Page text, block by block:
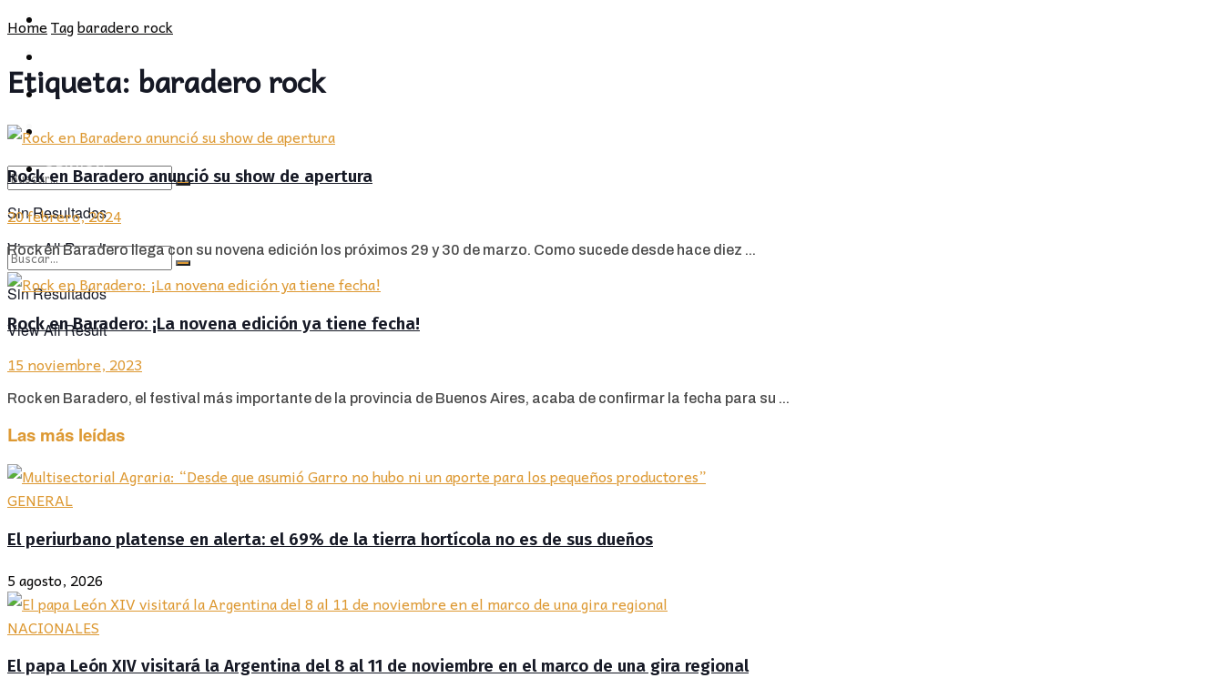
POLÍTICA
CULTURA
Sin Resultados
View All Result
PROVINCIA
SOCIEDAD
CULTURA
OPINIÓN
Sin Resultados
View All Result
HomeTagbaradero rock
Etiqueta: baradero rock
Rock en Baradero anunció su show de apertura
20 febrero, 2024
Rock en Baradero llega con su novena edición los próximos 29 y 30 de marzo. Como sucede desde hace diez ...
Rock en Baradero: ¡La novena edición ya tiene fecha!
15 noviembre, 2023
Rock en Baradero, el festival más importante de la provincia de Buenos Aires, acaba de confirmar la fecha para su ...
Las más leídas
GENERAL
El periurbano platense en alerta: el 69% de la tierra hortícola no es de sus dueños
5 agosto, 2026
NACIONALES
El papa León XIV visitará la Argentina del 8 al 11 de noviembre en el marco de una gira regional